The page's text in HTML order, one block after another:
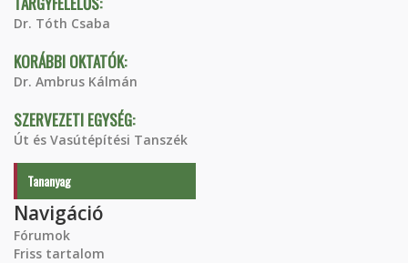
Dr. Tóth Csaba
KORÁBBI OKTATÓK:
Dr. Ambrus Kálmán
SZERVEZETI EGYSÉG:
Út és Vasútépítési Tanszék
Tananyag
Navigáció
Fórumok
Friss tartalom